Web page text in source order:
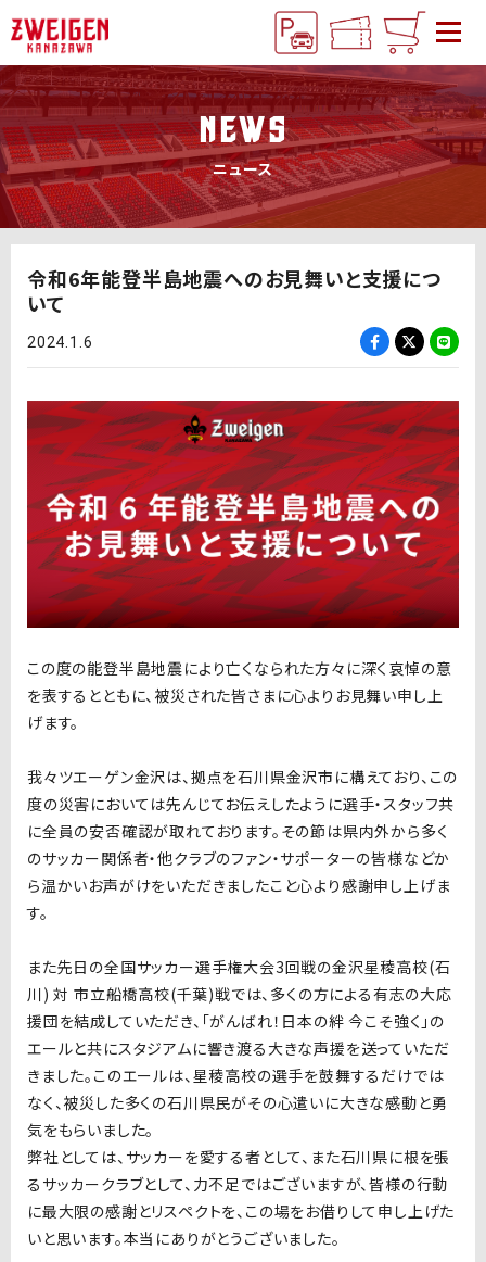
NEWS
ニュース
令和6年能登半島地震へのお見舞いと支援につ
いて
2024.1.6
この度の能登半島地震により亡くなられた方々に深く哀悼の意
を表するとともに、被災された皆さまに心よりお見舞い申し上
げます。
我々ツエーゲン金沢は、拠点を石川県金沢市に構えており、この
度の災害においては先んじてお伝えしたように選手・スタッフ共
に全員の安否確認が取れております。その節は県内外から多く
のサッカー関係者・他クラブのファン・サポーターの皆様などか
ら温かいお声がけをいただきましたこと心より感謝申し上げま
す。
また先日の全国サッカー選手権大会3回戦の金沢星稜高校(石
川) 対 市立船橋高校(千葉)戦では、多くの方による有志の大応
援団を結成していただき、「がんばれ！日本の絆 今こそ強く」の
エールと共にスタジアムに響き渡る大きな声援を送っていただ
きました。このエールは、星稜高校の選手を鼓舞するだけでは
なく、被災した多くの石川県民がその心遣いに大きな感動と勇
気をもらいました。
弊社としては、サッカーを愛する者として、また石川県に根を張
るサッカークラブとして、力不足ではございますが、皆様の行動
に最大限の感謝とリスペクトを、この場をお借りして申し上げた
いと思います。本当にありがとうございました。